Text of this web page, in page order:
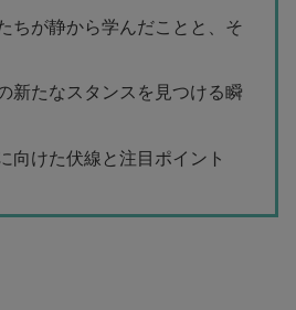
ちが静から学んだことと、そ
新たなスタンスを見つける瞬
向けた伏線と注目ポイント